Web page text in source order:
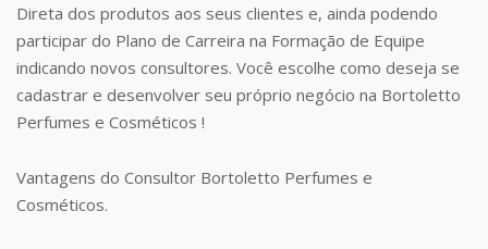
Direta dos produtos aos seus clientes e, ainda podendo
participar do Plano de Carreira na Formação de Equipe
indicando novos consultores. Você escolhe como deseja se
cadastrar e desenvolver seu próprio negócio na Bortoletto
Perfumes e Cosméticos !
Vantagens do Consultor Bortoletto Perfumes e
Cosméticos.